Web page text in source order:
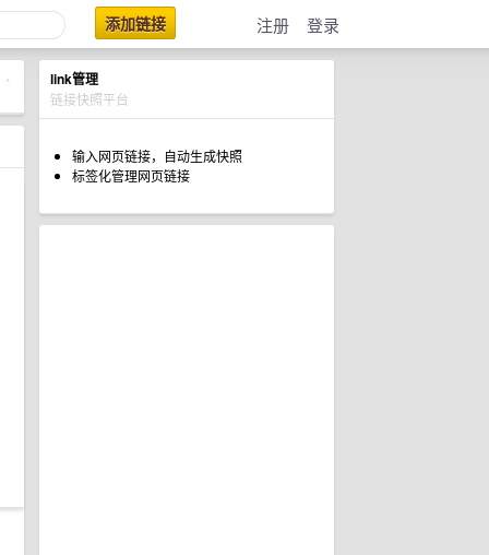
添加链接 注册 登录
link管理
链接快照平台
输入网页链接，自动生成快照
标签化管理网页链接
•